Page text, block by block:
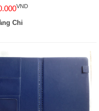
khách sạn
VND
Chi